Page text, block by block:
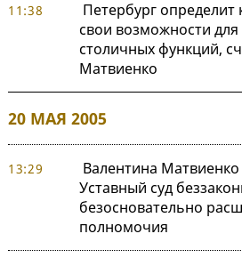
11:38
Петербург определит
свои возможности
столичных функций,
Матвиенко
20 МАЯ 2005
13:29
Валентина Матвиенко
Уставный суд
безосновательно
полномочия